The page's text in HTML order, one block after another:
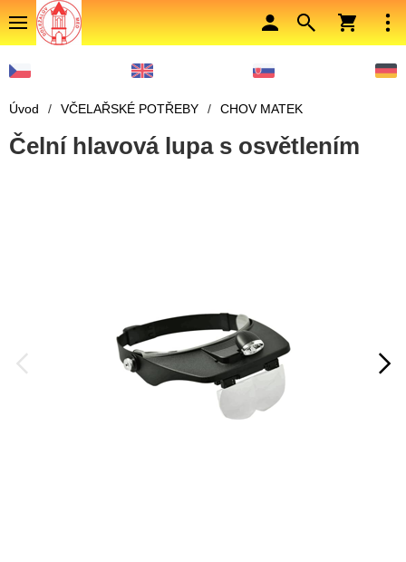
Úvod / VČELAŘSKÉ POTŘEBY / CHOV MATEK
Čelní hlavová lupa s osvětlením